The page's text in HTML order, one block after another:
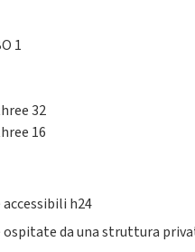
1
32
16
accessibili h24
ospitate da una struttura